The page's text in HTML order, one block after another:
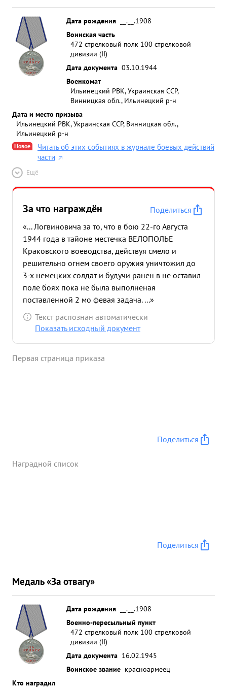
Дата рождения
__.__.1908
Воинская часть
472 стрелковый полк 100 стрелковой
дивизии (II)
Дата документа 03.10.1944
Военкомат
Ильинецкий РВК, Украинская ССР,
Винницкая обл., Ильинецкий р-н
Дата и место призыва
Ильинецкий РВК, Украинская ССР, Винницкая обл.,
Ильинецкий р-н
Новое
Читать об этих событиях в журнале боевых действий
части
Ещё
За что награждён
Поделиться
«... Логвиновича за то, что в бою 22-го Августа
1944 года в тайоне местечка ВЕЛОПОЛЬЕ
Краковского воеводства, действуя смело и
решительно огнем своего оружия уничтожил до
3-х немецких солдат и будучи ранен в не оставил
поле боях пока не была выполненая
поставленной 2 мо февая задача. ...»
Текст распознан автоматически
Показать исходный документ
Первая страница приказа
Поделиться
Наградной список
Поделиться
Медаль «За отвагу»
Дата рождения
__.__.1908
Военно-пересыльный пункт
472 стрелковый полк 100 стрелковой
дивизии (II)
Дата документа 16.02.1945
Воинское звание красноармеец
Кто наградил